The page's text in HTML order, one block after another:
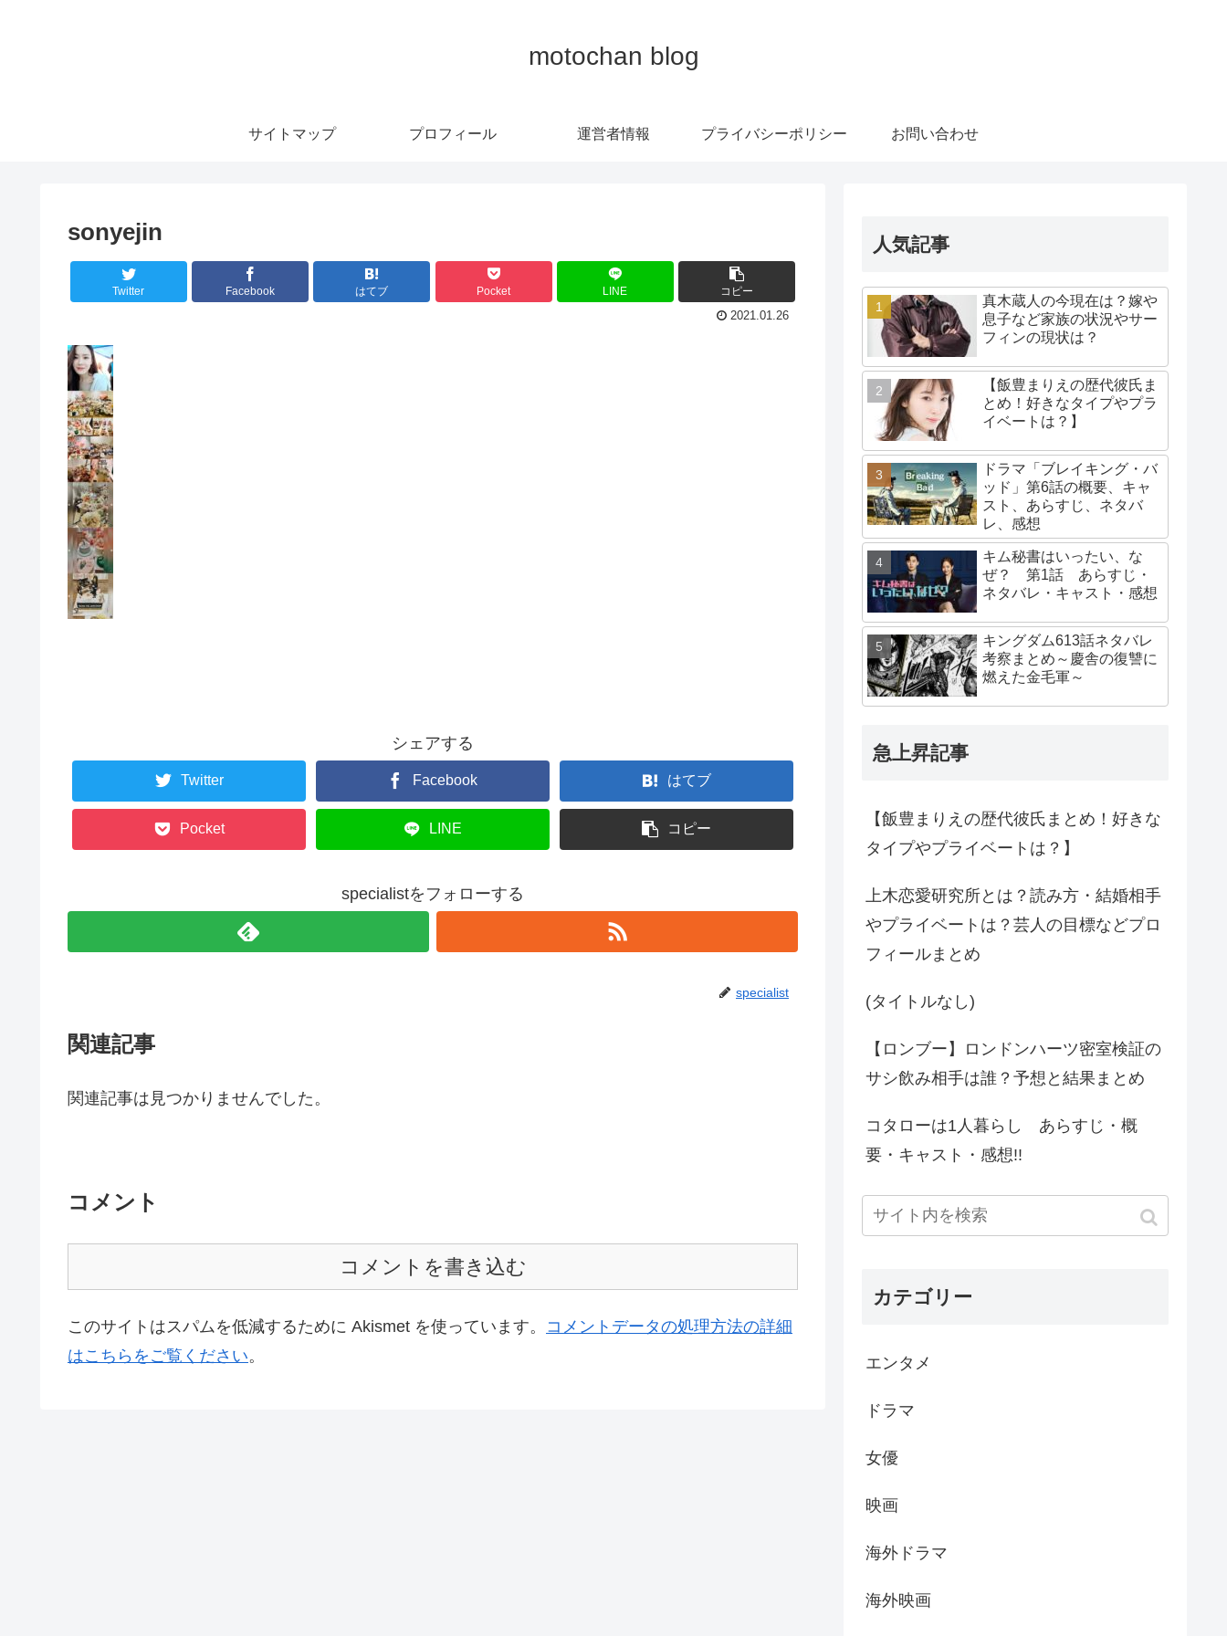
motochan blog
サイトマップ プロフィール 運営者情報 プライバシーポリシー お問い合わせ
sonyejin
Twitter Facebook はてブ Pocket LINE
コピー
2021.01.26
シェアする
Twitter Facebook はてブ
Pocket LINE コピー
specialistをフォローする
specialist
関連記事
関連記事は見つかりませんでした。
コメント
コメントを書き込む
このサイトはスパムを低減するために Akismet を使っています。 コメントデータの処理方法の詳細
はこちらをご覧ください。
人気記事
真木蔵人の今現在は？嫁や
息子など家族の状況やサー
フィンの現状は？
【飯豊まりえの歴代彼氏ま
とめ！好きなタイプやプラ
イベートは？】
ドラマ「ブレイキング・バ
ッド」第6話の概要、キャ
スト、あらすじ、ネタバ
レ、感想
キム秘書はいったい、な
ぜ？ 第1話 あらすじ・
ネタバレ・キャスト・感想
キングダム613話ネタバレ
考察まとめ～慶舎の復讐に
燃えた金毛軍～
急上昇記事
【飯豊まりえの歴代彼氏まとめ！好きな
タイプやプライベートは？】
上木恋愛研究所とは？読み方・結婚相手
やプライベートは？芸人の目標などプロ
フィールまとめ
(タイトルなし)
【ロンブー】ロンドンハーツ密室検証の
サシ飲み相手は誰？予想と結果まとめ
コタローは1人暮らし あらすじ・概
要・キャスト・感想!!
カテゴリー
エンタメ
ドラマ
女優
映画
海外ドラマ
海外映画